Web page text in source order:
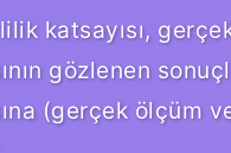
katsayısı,
gözlenen
(gerçek ölçüm